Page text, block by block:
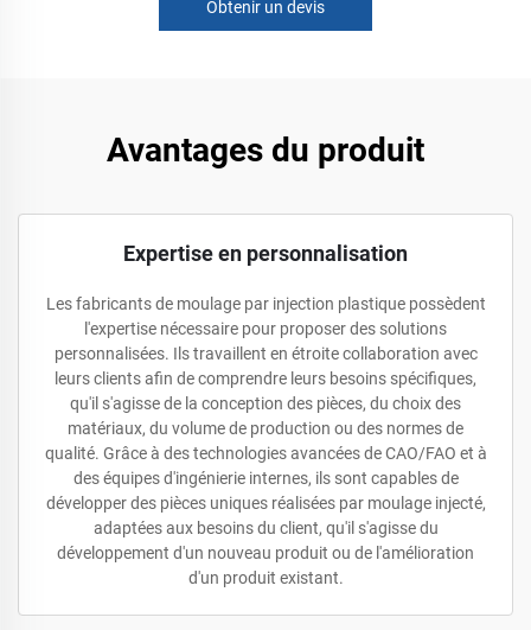
Obtenir un devis
Avantages du produit
Expertise en personnalisation
Les fabricants de moulage par injection plastique possèdent
l'expertise nécessaire pour proposer des solutions
personnalisées. Ils travaillent en étroite collaboration avec
leurs clients afin de comprendre leurs besoins spécifiques,
qu'il s'agisse de la conception des pièces, du choix des
matériaux, du volume de production ou des normes de
qualité. Grâce à des technologies avancées de CAO/FAO et à
des équipes d'ingénierie internes, ils sont capables de
développer des pièces uniques réalisées par moulage injecté,
adaptées aux besoins du client, qu'il s'agisse du
développement d'un nouveau produit ou de l'amélioration
d'un produit existant.